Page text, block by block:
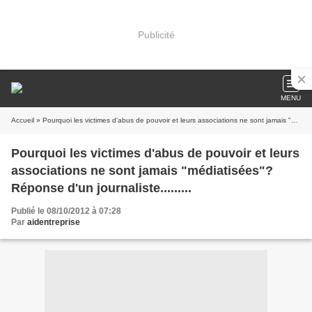
Publicité
MENU
Accueil » Pourquoi les victimes d'abus de pouvoir et leurs associations ne sont jamais "médiatisées"? Réponse d'un journaliste.........
Pourquoi les victimes d'abus de pouvoir et leurs
associations ne sont jamais "médiatisées"?
Réponse d'un journaliste.........
Publié le 08/10/2012 à 07:28
Par aidentreprise